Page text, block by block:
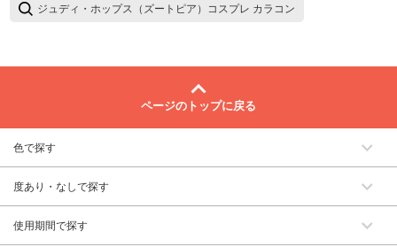
ジュディ・ホップス（ズートピア）コスプレ カラコン
ページのトップに戻る
色で探す
度あり・なしで探す
使用期間で探す